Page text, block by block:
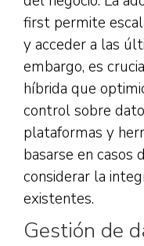
first permite
y acceder a las
embargo, es
híbrida que
control sobre
plataformas y
basarse en casos
considerar la
existentes.
Gestión de